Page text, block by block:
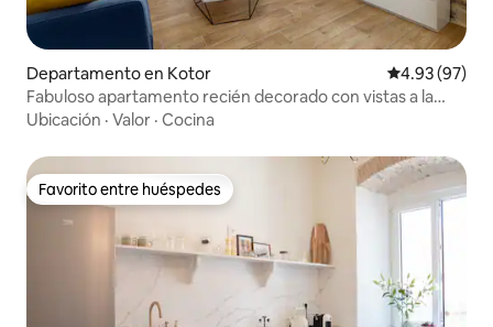
Departamento en Kotor Calificación
4.93 (97)
Fabuloso apartamento recién decorado con vistas a la
catedral
Ubicación · Valor · Cocina
Favorito entre huéspedes
Favorito entre huéspedes